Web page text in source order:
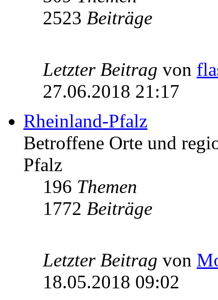
2523 Beiträge
Letzter Beitrag von
27.06.2018 21:17
Rheinland-Pfalz
Betroffene Orte und
Pfalz
196 Themen
1772 Beiträge
Letzter Beitrag von
18.05.2018 09:02